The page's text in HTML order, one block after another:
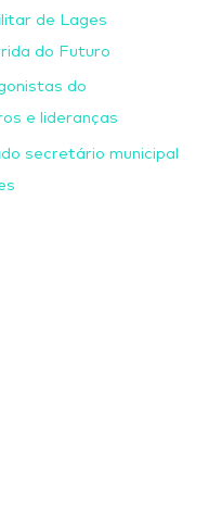
de Lages
do Futuro
do
e lideranças
secretário municipal